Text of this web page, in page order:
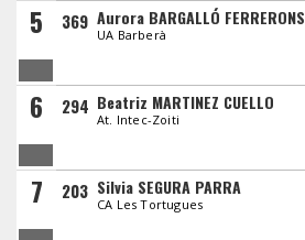
5 369 Aurora BARGALLÓ FERRERONS
UA Barberà
6 294 Beatriz MARTINEZ CUELLO
At. Intec-Zoiti
7 203 Silvia SEGURA PARRA
CA Les Tortugues